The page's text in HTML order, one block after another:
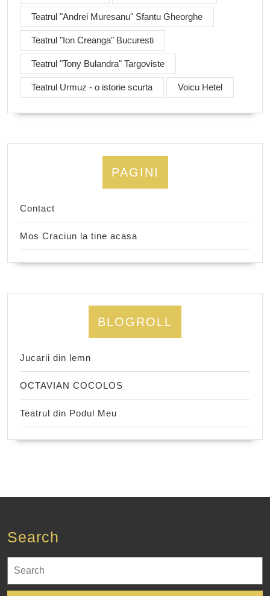
Teatrul "Andrei Muresanu" Sfantu Gheorghe
Teatrul "Ion Creanga" Bucuresti
Teatrul "Tony Bulandra" Targoviste
Teatrul Urmuz - o istorie scurta Voicu Hetel
PAGINI
Contact
Mos Craciun la tine acasa
BLOGROLL
Jucarii din lemn
OCTAVIAN COCOLOS
Teatrul din Podul Meu
Search
for: